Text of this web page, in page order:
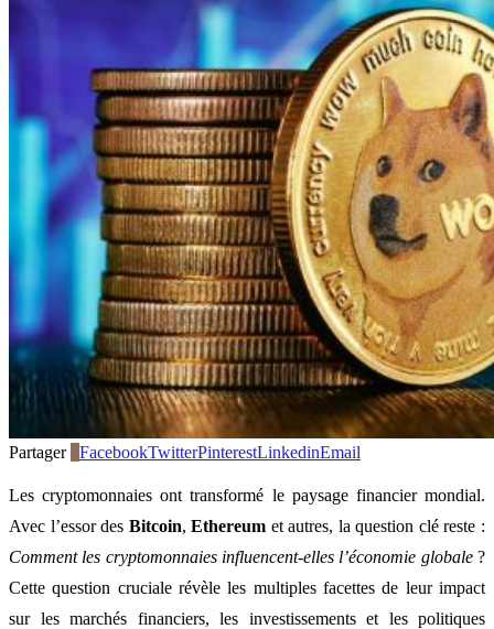
Partager FacebookTwitterPinterestLinkedinEmail
Les cryptomonnaies ont transformé le paysage financier mondial.
Avec l’essor des Bitcoin,Ethereum et autres, la question clé reste :
Comment les cryptomonnaies influencent-elles l’économie globale?
Cette question cruciale révèle les multiples facettes de leur impact
sur les marchés financiers, les investissements et les politiques